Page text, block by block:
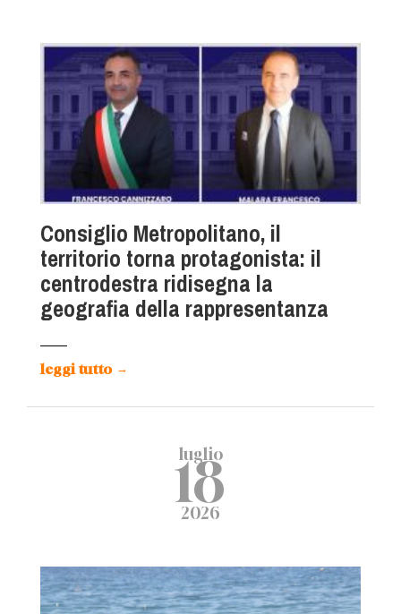
Consiglio Metropolitano, il
territorio torna protagonista: il
centrodestra ridisegna la
geografia della rappresentanza
leggi tutto →
luglio
18
2026